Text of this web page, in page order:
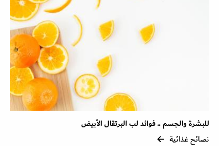
للبشرة والجسم .. فوائد لب البرتقال الأبيض
نصائح غذائية